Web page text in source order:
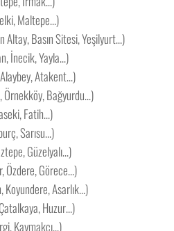
Maltepe…)
Altay, Basın Sitesi, Yeşilyurt…)
İnecik, Yayla…)
Atakent…)
Bağyurdu…)
Fatih…)
Sarısu…)
Güzelyalı…)
Özdere, Görece…)
Asarlık…)
Huzur…)
Kaymakçı…)